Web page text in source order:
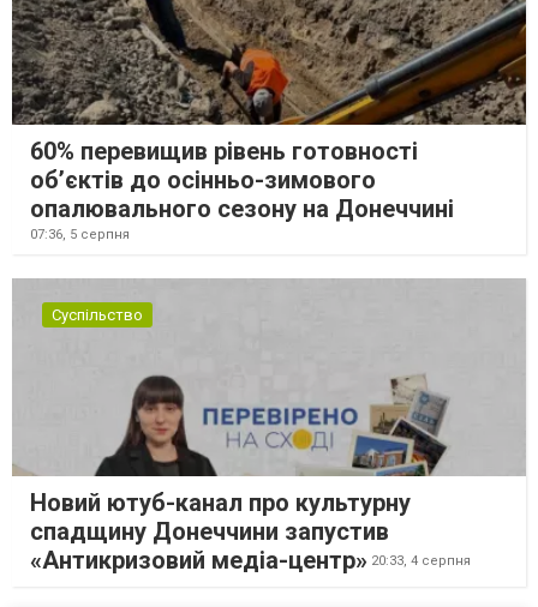
60% перевищив рівень готовності
об’єктів до осінньо-зимового
опалювального сезону на Донеччині
07:36, 5 серпня
Суспільство
Новий ютуб-канал про культурну
спадщину Донеччини запустив
«Антикризовий медіа-центр» 20:33, 4 серпня